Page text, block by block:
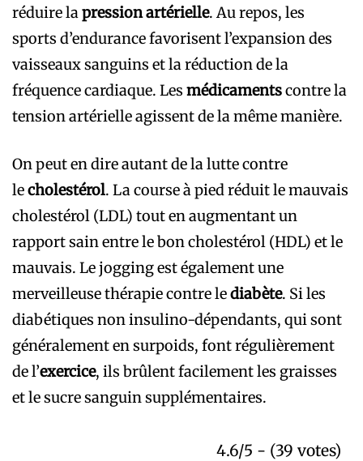
réduire lapression artérielle. Au repos, les
sports d’endurance favorisent l’expansion des
vaisseaux sanguins et la réduction de la
fréquence cardiaque. Les médicamentscontre la
tension artérielle agissent de la même manière.
On peut en dire autant de la lutte contre
lecholestérol. La course à pied réduit le mauvais
cholestérol (LDL) tout en augmentant un
rapport sain entre le bon cholestérol (HDL) et le
mauvais. Le jogging est également une
merveilleuse thérapie contre lediabète. Si les
diabétiques non insulino-dépendants, qui sont
généralement en surpoids, font régulièrement
de l’exercice, ils brûlent facilement les graisses
et le sucre sanguin supplémentaires.
4.6/5 - (39 votes)